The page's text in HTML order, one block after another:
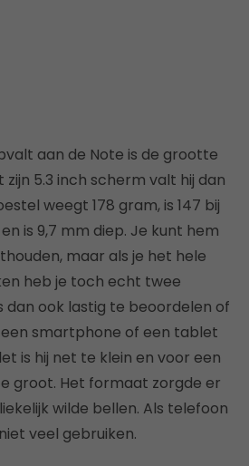
aan de Note is de grootte
5.3 inch scherm valt hij dan
weegt 178 gram, is 147 bij
is 9,7 mm diep. Je kunt hem
maar als je het hele
heb je toch echt twee
dan ook lastig te beoordelen of
smartphone of een tablet
is hij net te klein en voor een
groot. Het formaat zorgde er
wilde bellen. Als telefoon
veel gebruiken.